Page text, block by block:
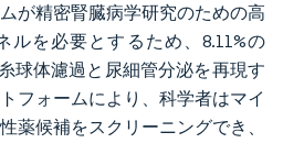
が精密腎臓病学研究のための高
ルを必要とするため、8.11%の
球体濾過と尿細管分泌を再現す
フォームにより、科学者はマイ
薬候補をスクリーニングでき、